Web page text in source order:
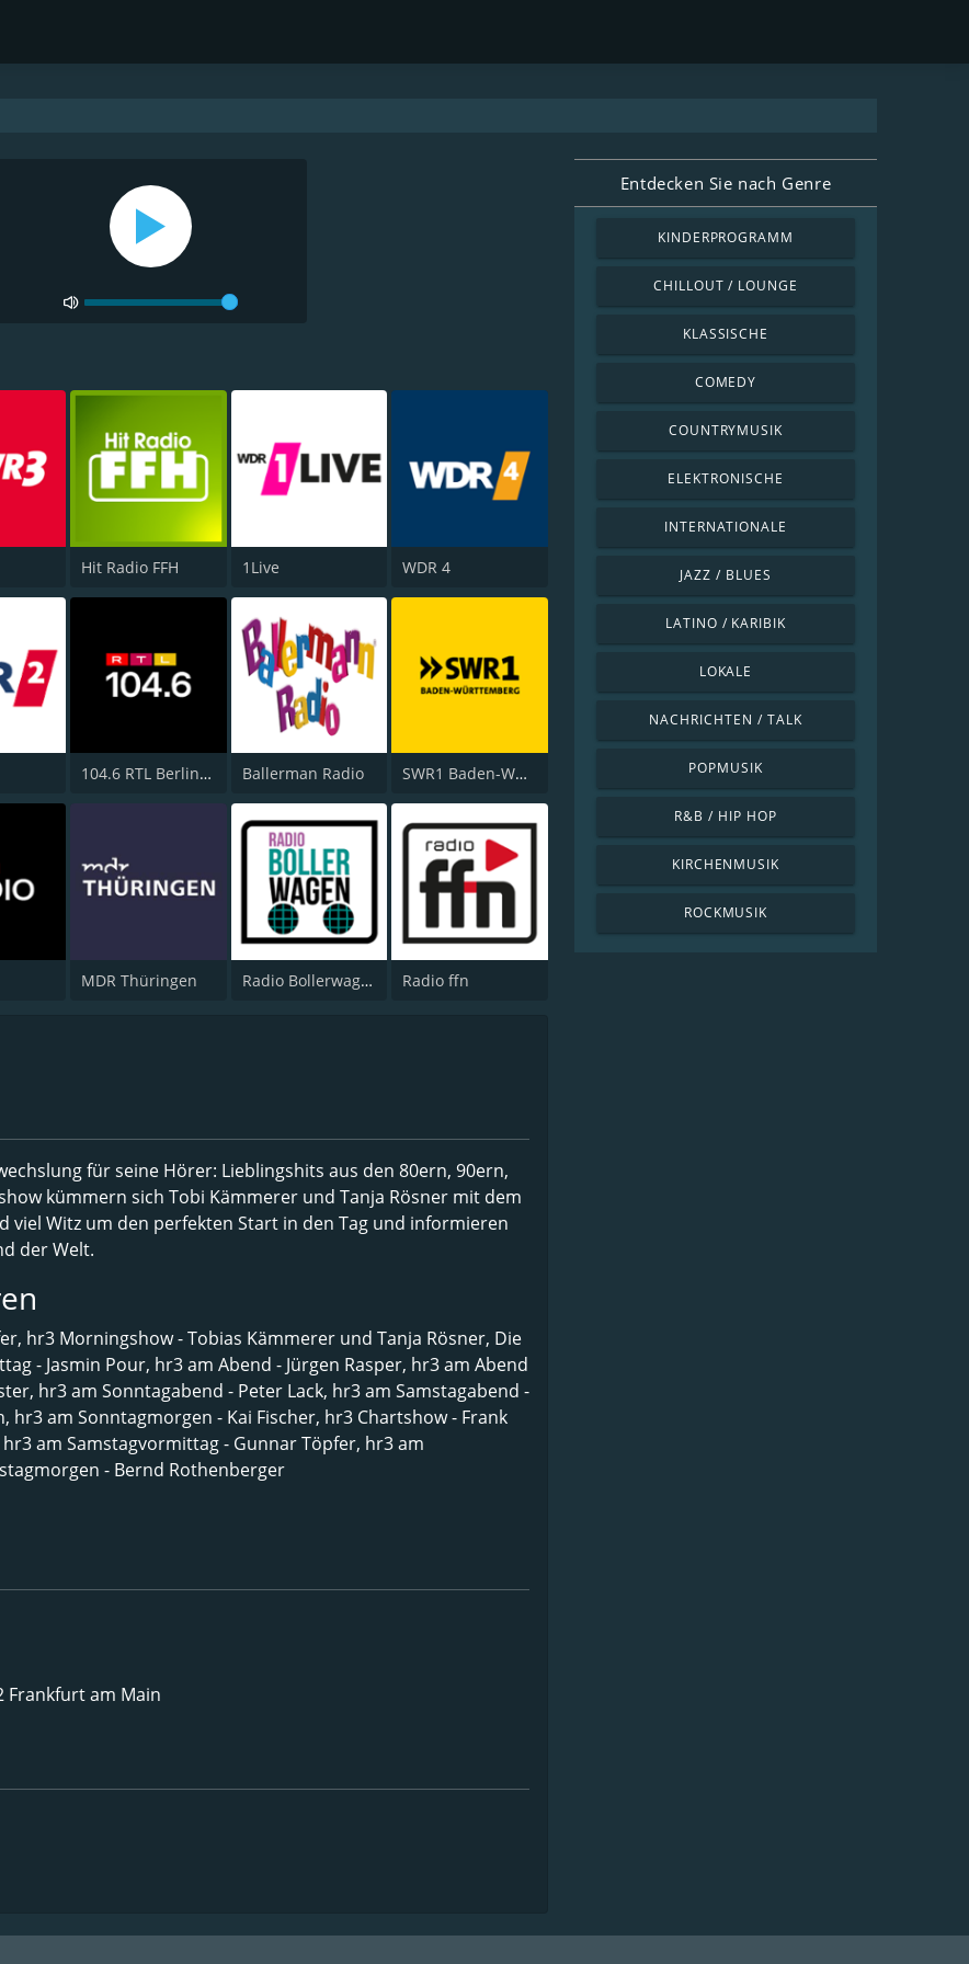
Hit Radio FFH 1Live WDR 4
104.6 RTL Berlins Hitradio Ballerman Radio SWR1 Baden-Württemberg
MDR Thüringen Radio Bollerwagen Radio ffn
für seine Hörer: Lieblingshits aus den 80ern, 90ern,
kümmern sich Tobi Kämmerer und Tanja Rösner mit dem
viel Witz um den perfekten Start in den Tag und informieren
der Welt.
hr3 Morningshow - Tobias Kämmerer und Tanja Rösner, Die
- Jasmin Pour, hr3 am Abend - Jürgen Rasper, hr3 am Abend
hr3 am Sonntagabend - Peter Lack, hr3 am Samstagabend -
hr3 am Sonntagmorgen - Kai Fischer, hr3 Chartshow - Frank
am Samstagvormittag - Gunnar Töpfer, hr3 am
- Bernd Rothenberger
Frankfurt am Main
Entdecken Sie nach Genre
KINDERPROGRAMM
CHILLOUT / LOUNGE
KLASSISCHE
COMEDY
COUNTRYMUSIK
ELEKTRONISCHE
INTERNATIONALE
JAZZ / BLUES
LATINO / KARIBIK
LOKALE
NACHRICHTEN / TALK
POPMUSIK
R&B / HIP HOP
KIRCHENMUSIK
ROCKMUSIK